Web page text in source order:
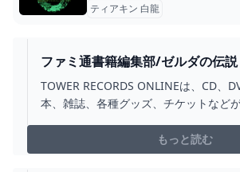
ティアキン 白龍
ファミ通書籍編集部/ゼルダの伝
ブ・ザ・キングダム・パーフェク
TOWER RECORDS ONLINEは、CD、
本、雑誌、各種グッズ、チケットなど
通販ならタワーレコードオンラインショ
もっと読む